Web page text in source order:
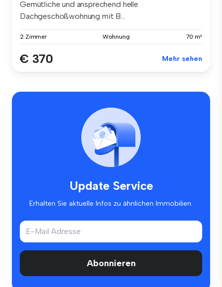
Gemütliche und ansprechend helle
Dachgeschoßwohnung mit B...
2 Zimmer Wohnung 70 m²
€ 370 Mehr sehen
Update Service
Erhalten Sie aktuelle Infos zu ähnlichen Immobilien.
Abonnieren